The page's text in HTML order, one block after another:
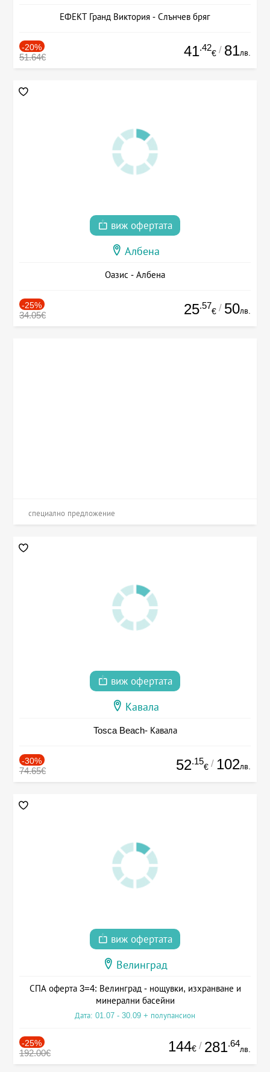
ЕФЕКТ Гранд Виктория - Слънчев бряг
-20%
51.64€ 41.42
€ / 81лв.
виж офертата
Албена
Оазис - Албена
-25%
34.05€ 25.57
€ / 50лв.
специално предложение
виж офертата
Кавала
Tosca Beach- Кавала
-30%
74.65€ 52.15
€ / 102лв.
виж офертата
Велинград
СПА оферта 3=4: Велинград - нощувки, изхранване и
минерални басейни
Дата: 01.07 - 30.09 + полупансион
-25%
192.00€ 144€ / 281.64
лв.